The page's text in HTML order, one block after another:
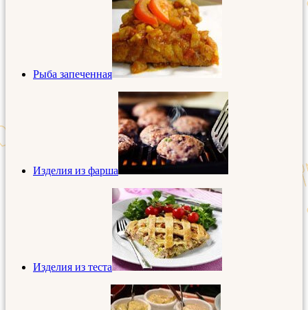
Рыба запеченная
Изделия из фарша
Изделия из теста